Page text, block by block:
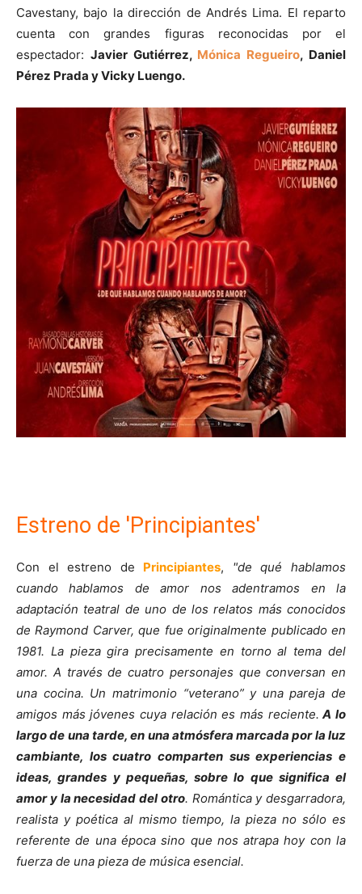
Cavestany, bajo la dirección de Andrés Lima. El reparto
cuenta con grandes figuras reconocidas por el
espectador: Javier Gutiérrez, Mónica Regueiro, Daniel
Pérez Prada y Vicky Luengo.
Estreno de 'Principiantes'
Con el estreno de Principiantes, "de qué hablamos
cuando hablamos de amor nos adentramos en la
adaptación teatral de uno de los relatos más conocidos
de Raymond Carver, que fue originalmente publicado en
1981. La pieza gira precisamente en torno al tema del
amor. A través de cuatro personajes que conversan en
una cocina. Un matrimonio “veterano” y una pareja de
amigos más jóvenes cuya relación es más reciente. A lo
largo de una tarde, en una atmósfera marcada por la luz
cambiante, los cuatro comparten sus experiencias e
ideas, grandes y pequeñas, sobre lo que significa el
amor y la necesidad del otro. Romántica y desgarradora,
realista y poética al mismo tiempo, la pieza no sólo es
referente de una época sino que nos atrapa hoy con la
fuerza de una pieza de música esencial.